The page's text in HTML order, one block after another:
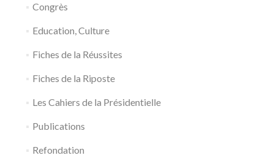
Congrès
Education, Culture
Fiches de la Réussites
Fiches de la Riposte
Les Cahiers de la Présidentielle
Publications
Refondation